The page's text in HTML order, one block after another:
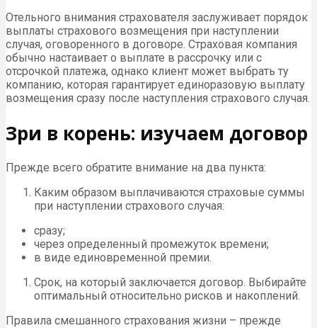
Отельного внимания страхователя заслуживает порядок
выплаты страхового возмещения при наступлении
случая, оговоренного в договоре. Страховая компания
обычно настаивает о выплате в рассрочку или с
отсрочкой платежа, однако клиент может выбрать ту
компанию, которая гарантирует единоразовую выплату
возмещения сразу после наступления страхового случая.
Зри в корень: изучаем договор
Прежде всего обратите внимание на два пункта:
Каким образом выплачиваются страховые суммы
при наступлении страхового случая:
сразу;
через определенный промежуток времени;
в виде единовременной премии.
Срок, на который заключается договор. Выбирайте
оптимальный относительно рисков и накоплений.
Правила смешанного страхования жизни – прежде